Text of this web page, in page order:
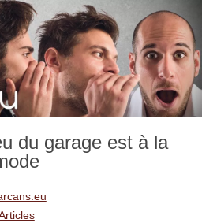
du garage est à la